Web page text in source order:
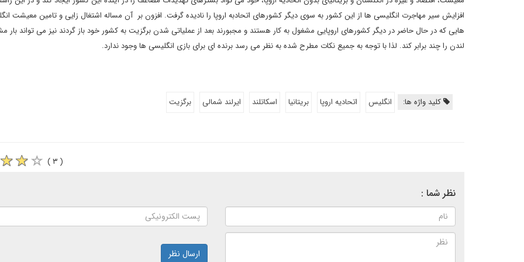
افزایش سیر مهاجرت انگلیسی ها از این کشور به سوی دیگر کشورهای اتحادبه اروپا را نادیده گرفت. افزون بر آن مساله اشتغال زایی و تامین معیشت
هایی که در حال حاضر در دیگر کشورهای اروپایی مشغول به کار هستند و مجبورند بعد از عملیاتی شدن برگزیت به کشور خود باز گردند نیز می تواند بار
لندن را چند برابر کند. لذا با توجه به جمیع نکات مطرح شده به نظر می رسد برنده ای برای بازی انگلیسی ها وجود ندارد.
کلید واژه ها: انگلیس اتحادیه اروپا بریتانیا اسکاتلند ایرلند شمالی برگزیت
( ۳ )
نظر شما :
ارسال نظر